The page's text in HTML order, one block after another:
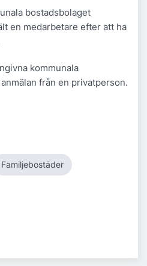
bostadsbolaget
en medarbetare efter att ha
kommunala
från en privatperson.
Familjebostäder